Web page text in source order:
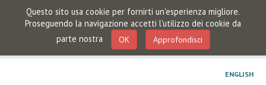
Questo sito usa cookie per fornirti un'esperienza migliore.
Proseguendo la navigazione accetti l'utilizzo dei cookie da
parte nostra
OK Approfondisci
ENGLISH